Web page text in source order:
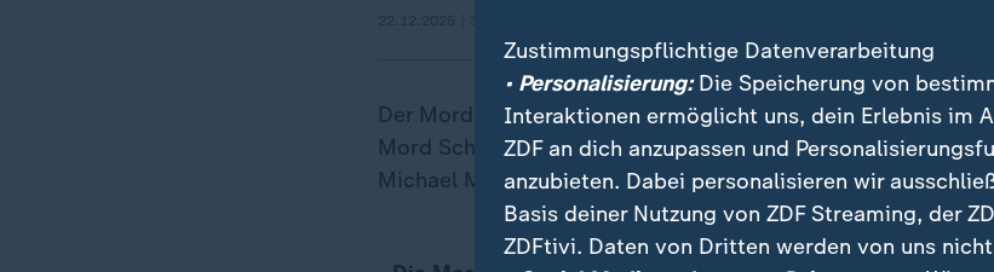
Der Mord bleibt lange ein Rätsel. Doch sieben Monate
Mord Schlagzeilen. Auch hier wird ein Teenager-Paar
Michael Mageau. Darlene verstirbt am Tatort, Michael
Zustimmungspflichtige Datenverarbeitung
• Personalisierung:Die Speicherung von
Interaktionen ermöglicht uns, dein Erlebnis im
ZDF an dich anzupassen und
anzubieten. Dabei personalisieren wir
Basis deiner Nutzung von ZDF Streaming, der
ZDFtivi. Daten von Dritten werden von uns